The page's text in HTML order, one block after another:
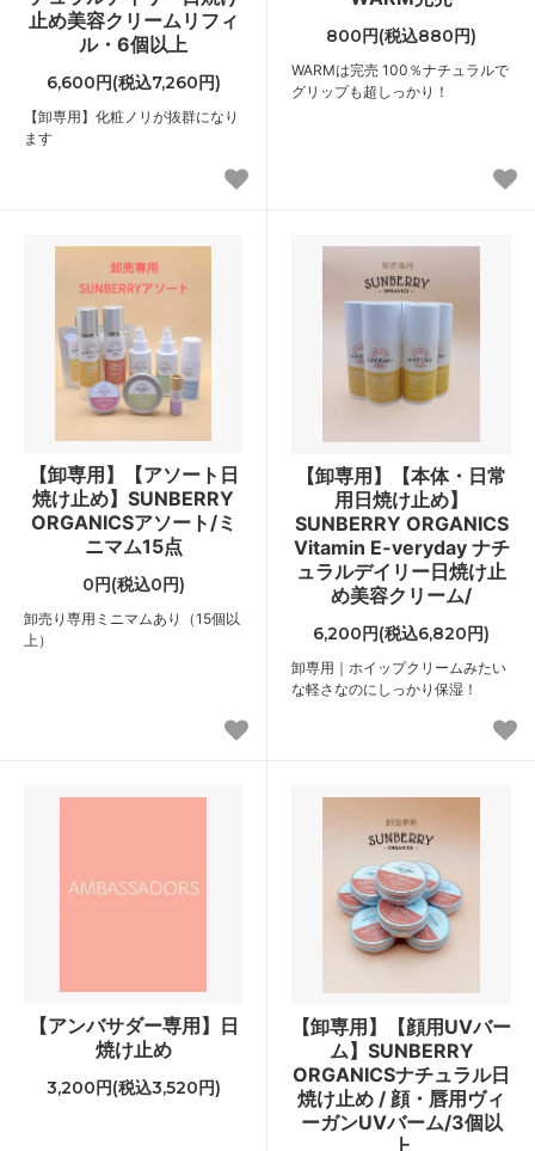
止め美容クリームリフィ
ル・6個以上
6,600円(税込7,260円)
【卸専用】化粧ノリが抜群になり
ます
800円(税込880円)
WARMは完売 100％ナチュラルで
グリップも超しっかり！
【卸専用】【アソート日
焼け止め】SUNBERRY
ORGANICSアソート/ミ
ニマム15点
0円(税込0円)
卸売り専用ミニマムあり（15個以
上）
【卸専用】【本体・日常
用日焼け止め】
SUNBERRY ORGANICS
Vitamin E-veryday ナチ
ュラルデイリー日焼け止
め美容クリーム/
6,200円(税込6,820円)
卸専用｜ホイップクリームみたい
な軽さなのにしっかり保湿！
【アンバサダー専用】日
焼け止め
3,200円(税込3,520円)
【卸専用】【顔用UVバー
ム】SUNBERRY
ORGANICSナチュラル日
焼け止め / 顔・唇用ヴィ
ーガンUVバーム/3個以
上